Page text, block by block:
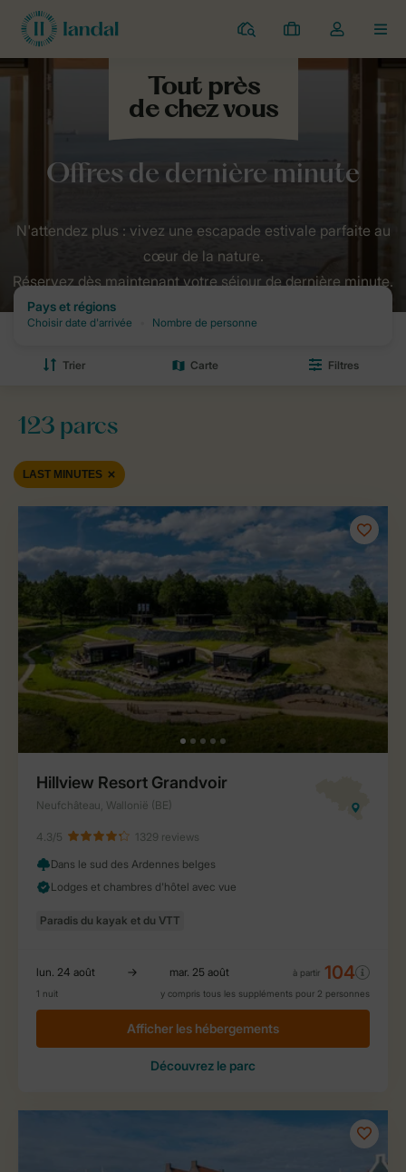
Parcs
Mes
réservations
Toggle
the
dropdown
Last minutes
N'attendez plus : vivez une escapade estivale parfaite au
cœur de la nature.
Réservez dès maintenant votre séjour de dernière minute.